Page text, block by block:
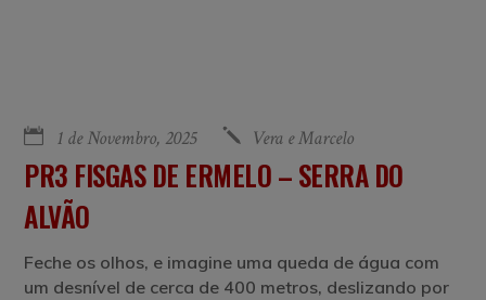
1 de Novembro, 2025 Vera e Marcelo
PR3 FISGAS DE ERMELO – SERRA DO
ALVÃO
Feche os olhos, e imagine uma queda de água com
um desnível de cerca de 400 metros, deslizando por